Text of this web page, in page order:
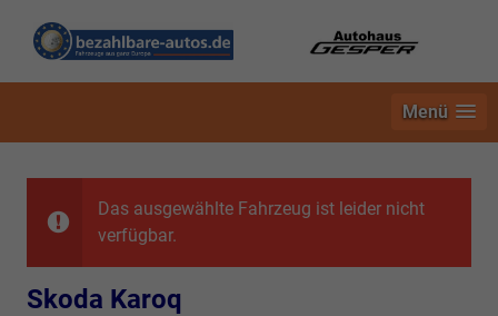
Menü
Das ausgewählte Fahrzeug ist leider nicht
verfügbar.
Skoda Karoq